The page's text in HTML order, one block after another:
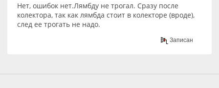
Нет, ошибок нет.Лямбду не трогал. Сразу после
колектора, так как лямбда стоит в колекторе (вроде),
след ее трогать не надо.
Записан